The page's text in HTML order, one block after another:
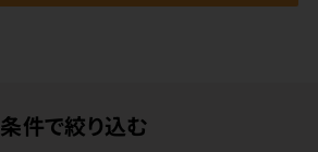
条件で絞り込む